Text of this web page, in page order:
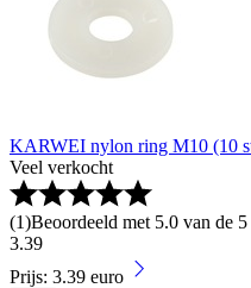
KARWEI nylon ring M10 (10
Veel verkocht
(1)Beoordeeld met 5.0 van de
3.39
Prijs: 3.39 euro